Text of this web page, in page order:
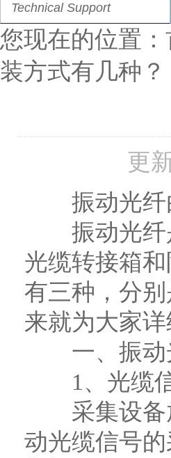
Technical Support
您现在的位置：
装方式有几种？
更
振动光纤
振动光纤是
光缆转接箱
有三种，分
来就为大家
一、振动
1、光缆信
采集设备放
动光缆信号